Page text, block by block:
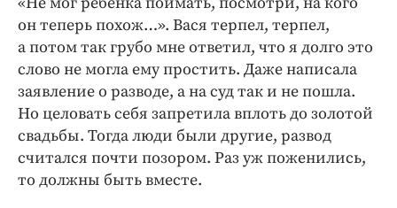
он теперь похож…». Вася терпел, терпел,
а потом так грубо мне ответил, что я долго это
слово не могла ему простить. Даже написала
заявление о разводе, а на суд так и не пошла.
Но целовать себя запретила вплоть до золотой
свадьбы. Тогда люди были другие, развод
считался почти позором. Раз уж поженились,
то должны быть вместе.